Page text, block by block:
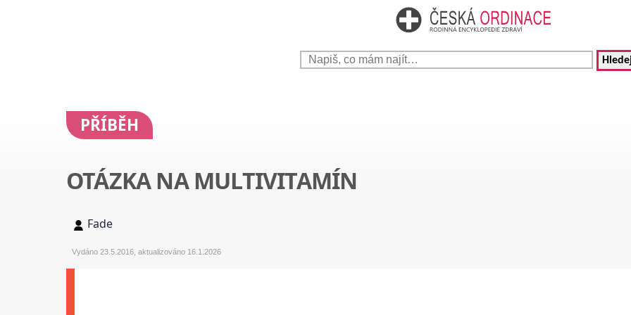
PŘÍBĚH
OTÁZKA NA MULTIVITAMÍN
Fade
Vydáno 23.5.2016, aktualizováno 16.1.2026